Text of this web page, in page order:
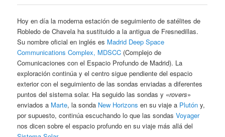
Hoy en día la moderna estación de seguimiento de satélites de
Robledo de Chavela ha sustituido a la antigua de Fresnedillas.
Su nombre oficial en inglés es Madrid Deep Space
Communications Complex, MDSCC (Complejo de
Comunicaciones con el Espacio Profundo de Madrid). La
exploración continúa y el centro sigue pendiente del espacio
exterior con el seguimiento de las sondas enviadas a diferentes
puntos del sistema solar. Ha seguido las sondas y «rovers»
enviados a Marte, la sonda New Horizons en su viaje a Plutón y,
por supuesto, continúa escuchando lo que las sondasVoyager
nos dicen sobre el espacio profundo en su viaje más allá del